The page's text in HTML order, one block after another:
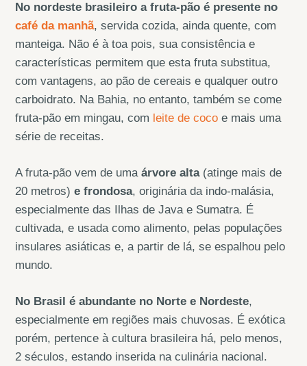
No nordeste brasileiro a fruta-pão é presente no
café da manhã, servida cozida, ainda quente, com
manteiga. Não é à toa pois, sua consistência e
características permitem que esta fruta substitua,
com vantagens, ao pão de cereais e qualquer outro
carboidrato. Na Bahia, no entanto, também se come
fruta-pão em mingau, com leite de coco e mais uma
série de receitas.
A fruta-pão vem de umaárvore alta(atinge mais de
20 metros)e frondosa, originária da indo-malásia,
especialmente das Ilhas de Java e Sumatra. É
cultivada, e usada como alimento, pelas populações
insulares asiáticas e, a partir de lá, se espalhou pelo
mundo.
No Brasil é abundante no Norte e Nordeste,
especialmente em regiões mais chuvosas. É exótica
porém, pertence à cultura brasileira há, pelo menos,
2 séculos, estando inserida na culinária nacional.